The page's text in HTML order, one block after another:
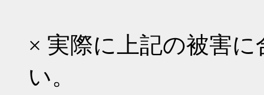
× 実際に上記の被害
い。